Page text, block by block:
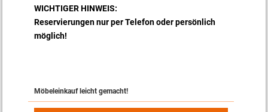
WICHTIGER HINWEIS:
Reservierungen nur per Telefon oder persönlich
möglich!
Möbeleinkauf leicht gemacht!